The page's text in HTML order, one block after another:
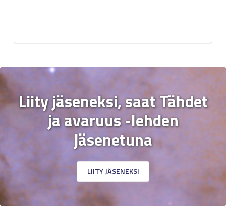
Liity jäseneksi, saat Tähdet
ja avaruus -lehden
jäsenetuna
LIITY JÄSENEKSI